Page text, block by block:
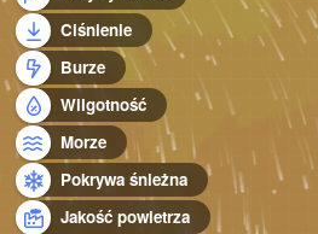
Ciśnienie
Burze
Wilgotność
Morze
Pokrywa śnieżna
Jakość powietrza